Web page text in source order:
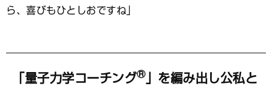
ら、喜びもひとしおですね」
「量子力学コーチング®」を編み出し公私と